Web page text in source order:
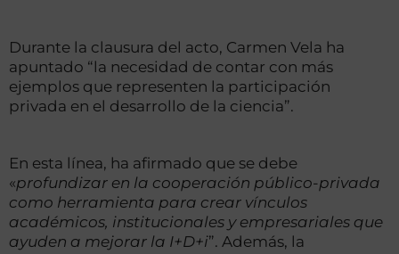
Durante la clausura del acto, Carmen Vela ha
apuntado “la necesidad de contar con más
ejemplos que representen la participación
privada en el desarrollo de la ciencia”.
En esta línea, ha afirmado que se debe
«profundizar en la cooperación público-privada
como herramienta para crear vínculos
académicos, institucionales y empresariales que
ayuden a mejorar la I+D+i”. Además, la